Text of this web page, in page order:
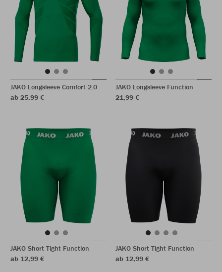
JAKO Longsleeve Comfort 2.0
ab 25,99 €
JAKO Longsleeve Function
21,99 €
JAKO Short Tight Function
ab 12,99 €
JAKO Short Tight Function
ab 12,99 €